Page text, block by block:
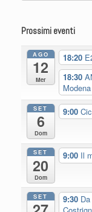
Prossimi eventi
AGO
12
Mer
18:20
18:30
SET
6
Dom
9:00
SET
20
Dom
9:00 Il
SET 9:30